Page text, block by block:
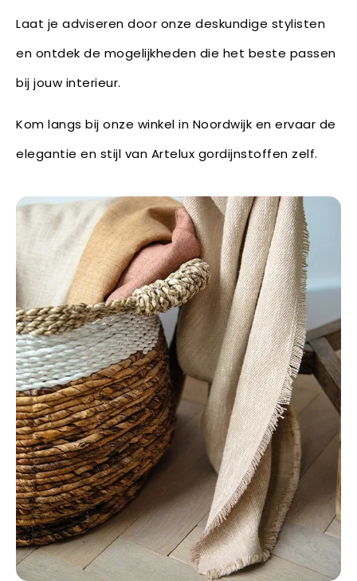
Laat je adviseren door onze deskundige stylisten
en ontdek de mogelijkheden die het beste passen
bij jouw interieur.
Kom langs bij onze winkel in Noordwijk en ervaar de
elegantie en stijl van Artelux gordijnstoffen zelf.